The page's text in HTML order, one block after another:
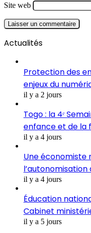
Site web
Actualités
Protection des
enjeux du
il y a 2 jours
Togo : la 4ᵉ
enfance et de la
il y a 4 jours
Une économiste
il y a 4 jours
Éducation
Cabinet
il y a 5 jours